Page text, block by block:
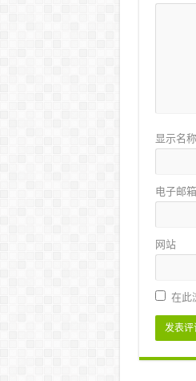
显示名称
电子邮
网站
在此